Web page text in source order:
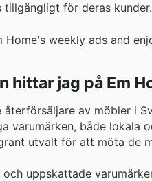
för deras kunder.
weekly ads and
hittar jag på Em
återförsäljare av möbler i
varumärken, både lokala
utvalt för att möta de
uppskattade